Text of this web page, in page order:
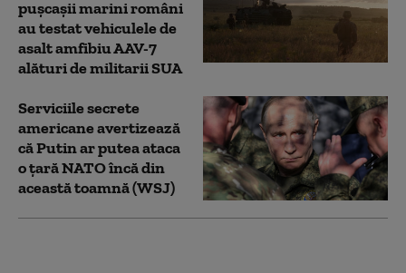
pușcașii marini români
au testat vehiculele de
asalt amfibiu AAV-7
alături de militarii SUA
Serviciile secrete
americane avertizează
că Putin ar putea ataca
o țară NATO încă din
această toamnă (WSJ)